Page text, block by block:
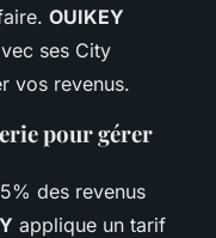
OUIKEY
ses City
vos revenus.
pour gérer
des revenus
applique un tarif